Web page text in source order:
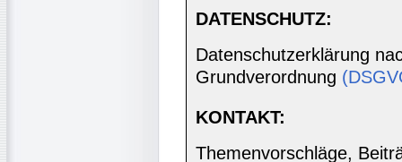
DATENSCHUTZ:
Datenschutzerklärung
Grundverordnung
KONTAKT:
Themenvorschläge,